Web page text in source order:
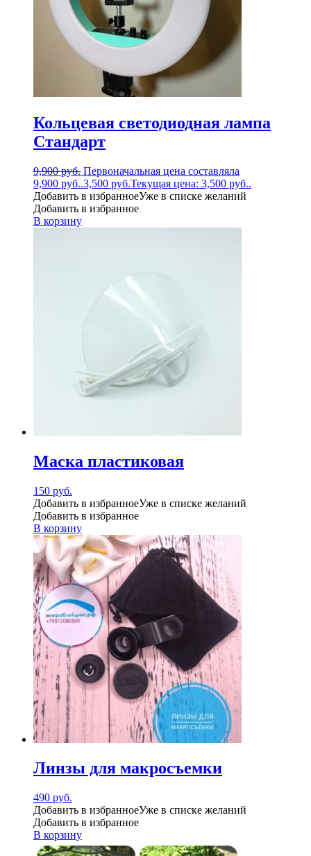
Кольцевая светодиодная лампа
Стандарт
9,900руб. Первоначальная цена составляла
9,900 руб..3,500 руб.Текущая цена: 3,500 руб..
Добавить в избранноеУже в списке желаний
Добавить в избранное
В корзину
Маска пластиковая
150 руб.
Добавить в избранноеУже в списке желаний
Добавить в избранное
В корзину
Линзы для макросъемки
490 руб.
Добавить в избранноеУже в списке желаний
Добавить в избранное
В корзину